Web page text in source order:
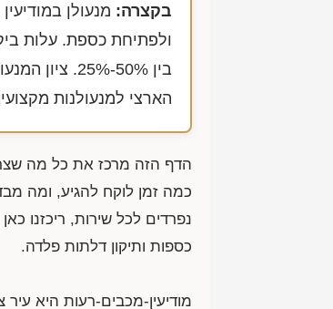
בקצרה: מנעולן
ולפתיחת כספת. עלות
בין 50%-
הארצי למנעולנות
הדף הזה מרכז את כל מה
כמה זמן לוקח להגיע, ומה
נפרדים לכל שירות, ריכזנו
כספות ותיקון דלתות פלדה.